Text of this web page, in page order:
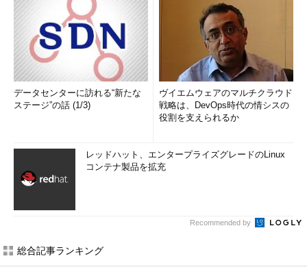
データセンターに訪れる“新たな
ステージ”の話 (1/3)
ヴイエムウェアのマルチクラウド
戦略は、DevOps時代の情シスの
役割を支えられるか
レッドハット、エンタープライズグレードのLinux
コンテナ製品を拡充
Recommended by
総合記事ランキング